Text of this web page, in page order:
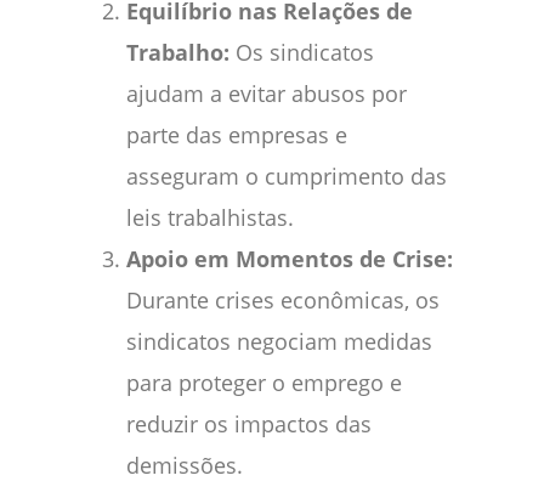
Equilíbrio nas Relações de
Trabalho: Os sindicatos
ajudam a evitar abusos por
parte das empresas e
asseguram o cumprimento das
leis trabalhistas.
Apoio em Momentos de Crise:
Durante crises econômicas, os
sindicatos negociam medidas
para proteger o emprego e
reduzir os impactos das
demissões.